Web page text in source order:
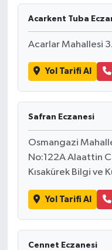
Acarkent Tuba
Acarlar Mahallesi
Yol Tarifi Al
Safran Eczanesi
Osmangazi
No:122A Alaattin
Kısakürek Bilgi ve
Yol Tarifi Al
Cennet Eczanesi